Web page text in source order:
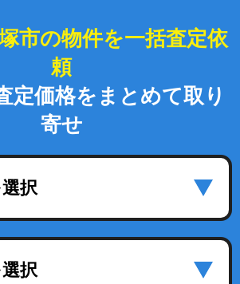
市の物件を一括査定依
頼
定価格をまとめて取り
寄せ
択
択